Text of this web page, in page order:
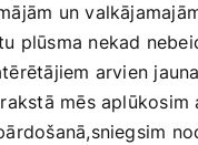
un
plūsma nekad
arvien
mēs